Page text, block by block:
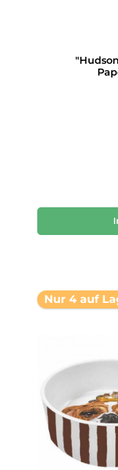
Nur 4 auf